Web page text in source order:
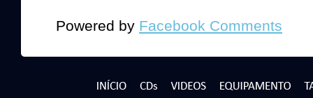
Powered by Facebook Comments